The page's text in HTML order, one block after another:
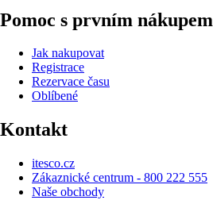
Pomoc s prvním nákupem
Jak nakupovat
Registrace
Rezervace času
Oblíbené
Kontakt
itesco.cz
Zákaznické centrum - 800 222 555
Naše obchody